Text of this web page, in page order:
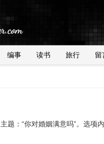
编事 读书 旅行 留
题：“你对婚姻满意吗”。选项